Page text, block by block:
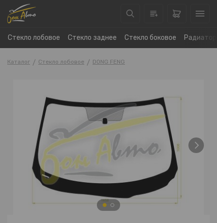
Стекло лобовое Стекло заднее Стекло боковое
Каталог Стекло лобовое DONG FENG